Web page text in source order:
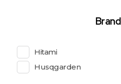
Brand
Hitami
Husqgarden